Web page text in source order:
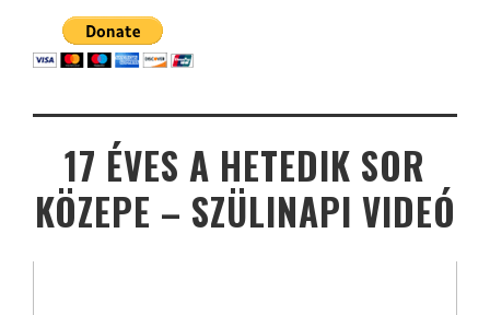
17 ÉVES A HETEDIK SOR
KÖZEPE – SZÜLINAPI VIDEÓ